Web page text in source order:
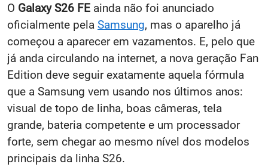
O Galaxy S26 FE ainda não foi anunciado
oficialmente pela Samsung, mas o aparelho já
começou a aparecer em vazamentos. E, pelo que
já anda circulando na internet, a nova geração Fan
Edition deve seguir exatamente aquela fórmula
que a Samsung vem usando nos últimos anos:
visual de topo de linha, boas câmeras, tela
grande, bateria competente e um processador
forte, sem chegar ao mesmo nível dos modelos
principais da linha S26.